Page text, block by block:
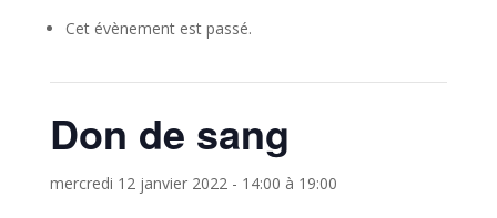
Cet évènement est passé.
Don de sang
mercredi 12 janvier 2022 - 14:00 à 19:00